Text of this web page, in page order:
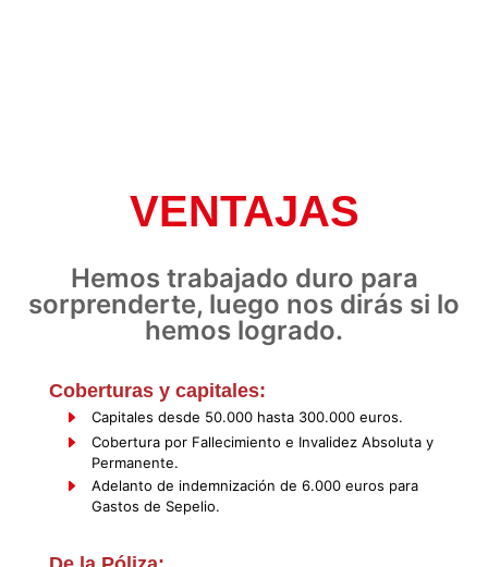
VENTAJAS
Hemos trabajado duro para
sorprenderte, luego nos dirás si lo
hemos logrado.
Coberturas y capitales:
Capitales desde 50.000 hasta 300.000 euros.
Cobertura por Fallecimiento e Invalidez Absoluta y
Permanente.
Adelanto de indemnización de 6.000 euros para
Gastos de Sepelio.